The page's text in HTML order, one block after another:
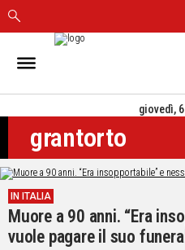
IN
CAGLIARI
SASSARI
NUORO
ORISTANO
SULCIS
GALLURA
OGLIASTRA
giovedì,
grantorto
IN ITALIA
Muore a 90 anni. “Era
vuole pagare il suo